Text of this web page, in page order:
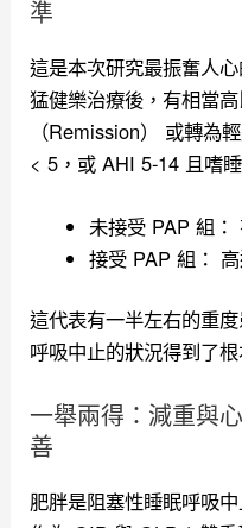
準
這是本次研究最振奮人
猛健樂治療後，有相當
（Remission） 或轉為
< 5，或 AHI 5-14 且嗜
未接受 PAP 組：
接受 PAP 組：
這代表有一半左右的重
呼吸中止的狀況得到了
一舉兩得：減重與
善
肥胖是阻塞性睡眠呼吸